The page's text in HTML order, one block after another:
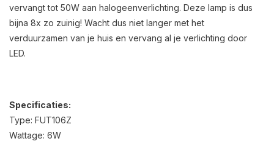
vervangt tot 50W aan halogeenverlichting. Deze lamp is dus
bijna 8x zo zuinig! Wacht dus niet langer met het
verduurzamen van je huis en vervang al je verlichting door
LED.
Specificaties:
Type: FUT106Z
Wattage: 6W